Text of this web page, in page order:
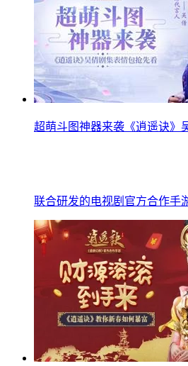
超萌斗图神器来袭《逍遥诀》
联合研发的电视剧官方合作手